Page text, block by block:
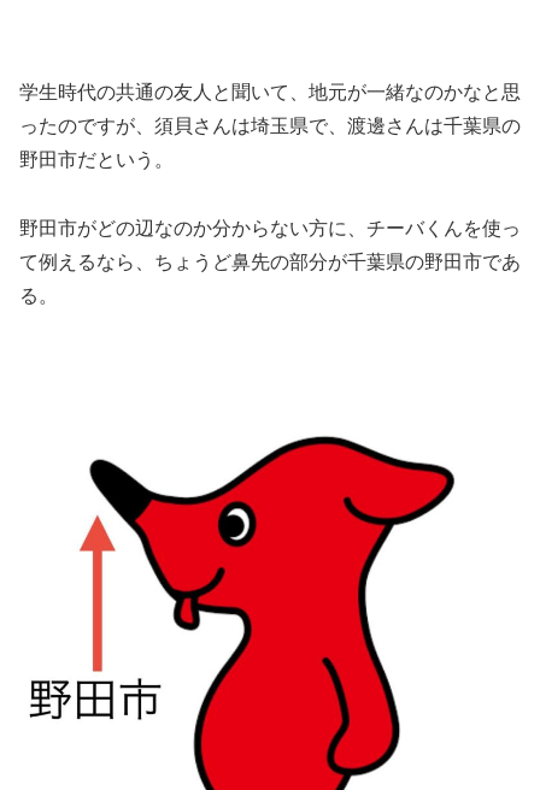
学生時代の共通の友人と聞いて、地元が一緒なのかなと思
ったのですが、須貝さんは埼玉県で、渡邊さんは千葉県の
野田市だという。
野田市がどの辺なのか分からない方に、チーバくんを使っ
て例えるなら、ちょうど鼻先の部分が千葉県の野田市であ
る。